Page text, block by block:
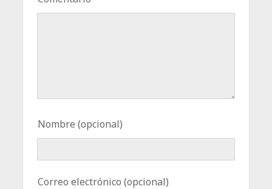
Nombre (opcional)
Correo electrónico (opcional)